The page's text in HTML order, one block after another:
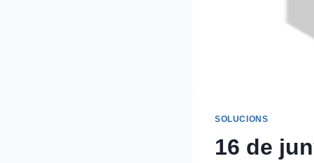
SOLUCIONS
16 de